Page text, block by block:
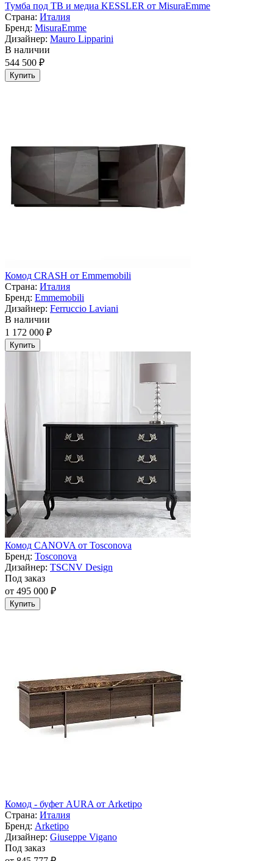
Тумба под ТВ и медиа KESSLER от MisuraEmme
Страна: Италия
Бренд: MisuraEmme
Дизайнер: Mauro Lipparini
В наличии
544 500 ₽
Купить
Комод CRASH от Emmemobili
Страна: Италия
Бренд: Emmemobili
Дизайнер: Ferruccio Laviani
В наличии
1 172 000 ₽
Купить
Комод CANOVA от Tosconova
Бренд: Tosconova
Дизайнер: TSCNV Design
Под заказ
от 495 000 ₽
Купить
Комод - буфет AURA от Arketipo
Страна: Италия
Бренд: Arketipo
Дизайнер: Giuseppe Vigano
Под заказ